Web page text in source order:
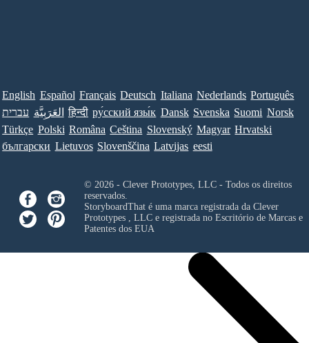
English Español Français Deutsch Italiana Nederlands Português
עברית العَرَبِيَّة हिन्दी ру́сский язы́к Dansk Svenska Suomi Norsk
Türkçe Polski Româna Ceština Slovenský Magyar Hrvatski
български Lietuvos Slovenščina Latvijas eesti
© 2026 - Clever Prototypes, LLC - Todos os direitos
reservados.
StoryboardThat é uma marca registrada da Clever
Prototypes , LLCe registrada no Escritório de Marcas e
Patentes dos EUA